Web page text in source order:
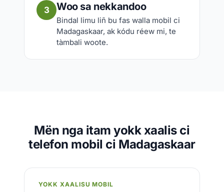
3 Woo sa nekkandoo
Bindal limu liñ bu fas walla mobil ci
Madagaskaar, ak kódu réew mi, te
tàmbali woote.
Mën nga itam yokk xaalis ci
telefon mobil ci Madagaskaar
YOKK XAALISU MOBIL